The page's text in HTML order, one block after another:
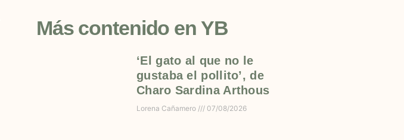
Más contenido en YB
‘El gato al que no le
gustaba el pollito’, de
Charo Sardina Arthous
Lorena Cañamero 07/08/2026